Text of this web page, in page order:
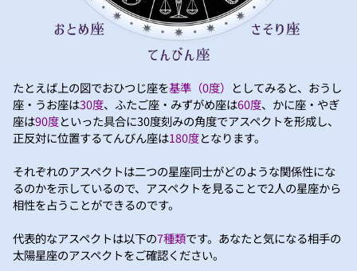
たとえば上の図でおひつじ座を基準（0度） としてみると、おうし
座・うお座は30度、ふたご座・みずがめ座は60度、かに座・やぎ
座は90度といった具合に30度刻みの角度でアスペクトを形成し、
正反対に位置するてんびん座は180度となります。
それぞれのアスペクトは二つの星座同士がどのような関係性にな
るのかを示しているので、アスペクトを見ることで2人の星座から
相性を占うことができるのです。
代表的なアスペクトは以下の7種類です。あなたと気になる相手の
太陽星座のアスペクトをご確認ください。